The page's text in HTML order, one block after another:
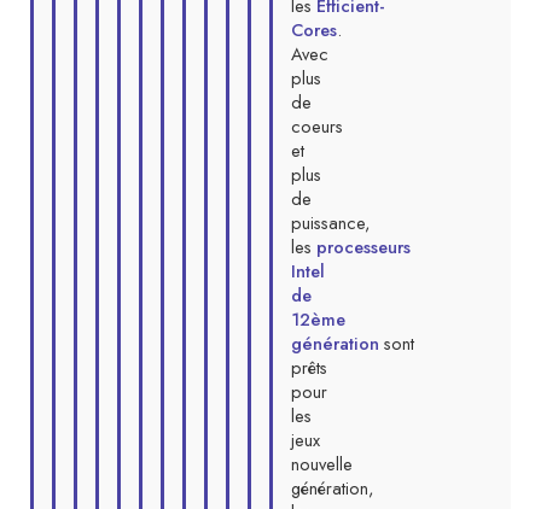
les Efficient-
Cores.
Avec
plus
de
coeurs
et
plus
de
puissance,
les processeurs
Intel
de
12ème
génération sont
prêts
pour
les
jeux
nouvelle
génération,